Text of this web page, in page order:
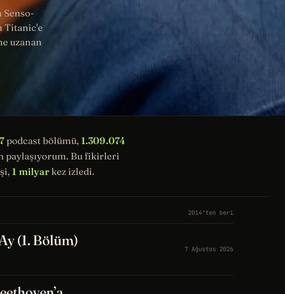
Senso-
Titanic'e
uzanan
podcast bölümü, 1.309.074
paylaşıyorum. Bu fikirleri
1 milyarkez izledi.
2014'ten beri
(1. Bölüm)
7 Ağustos 2026